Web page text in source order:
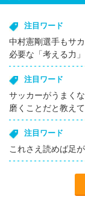
注目ワード
中村憲剛選手もサ
必要な「考える力
注目ワード
サッカーがうまく
磨くことだと教え
注目ワード
これさえ読めば足